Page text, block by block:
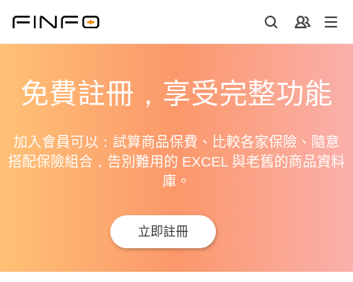
免費註冊，享受完整功能
加入會員可以：試算商品保費、比較各家保險、隨意
搭配保險組合，告別難用的 EXCEL 與老舊的商品資料
庫。
立即註冊